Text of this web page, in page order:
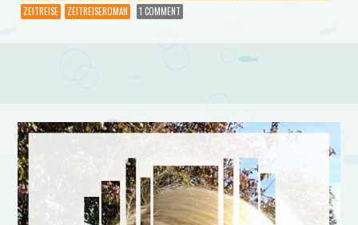
ZEITREISE
ZEITREISEROMAN 1 COMMENT
Post navigation